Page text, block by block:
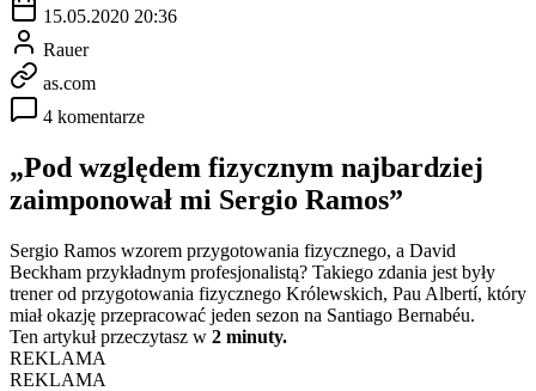
15.05.2020 20:36
Rauer
as.com
4 komentarze
„Pod względem fizycznym najbardziej
zaimponował mi Sergio Ramos”
Sergio Ramos wzorem przygotowania fizycznego, a David
Beckham przykładnym profesjonalistą? Takiego zdania jest były
trener od przygotowania fizycznego Królewskich, Pau Albertí, który
miał okazję przepracować jeden sezon na Santiago Bernabéu.
Ten artykuł przeczytasz w 2 minuty.
REKLAMA
REKLAMA